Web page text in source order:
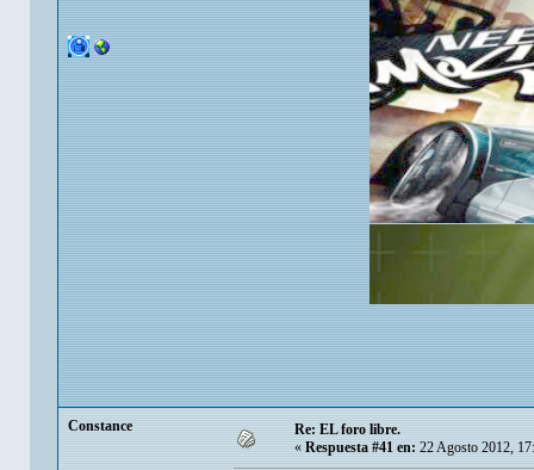
Constance
Re: EL foro libre.
« Respuesta #41 en: 22 Agosto 2012,